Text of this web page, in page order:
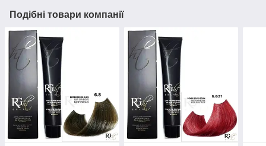
Подібні товари компанії